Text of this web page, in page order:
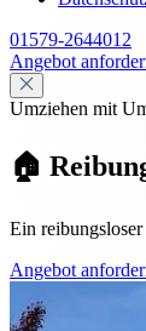
01579-2644012
Angebot
Umziehen mit
🏠
Ein
Angebot